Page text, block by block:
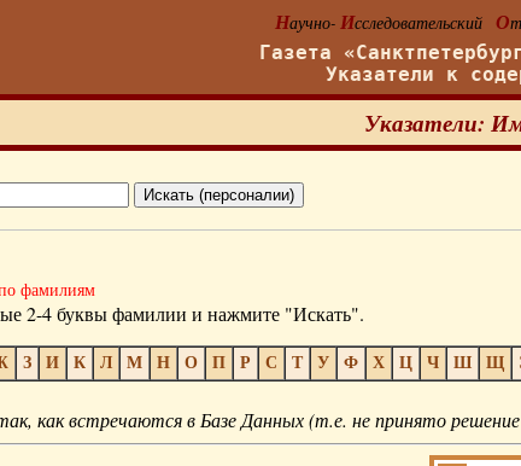
Научно- Исследовательский О
Газета
Указатели к
Указатели:
фамилиям
2-4 буквы фамилии и нажмите "Искать".
З И К Л М Н О П Р С Т У Ф Х Ц Ч Ш Щ
как встречаются в Базе Данных (т.е. не принято решение